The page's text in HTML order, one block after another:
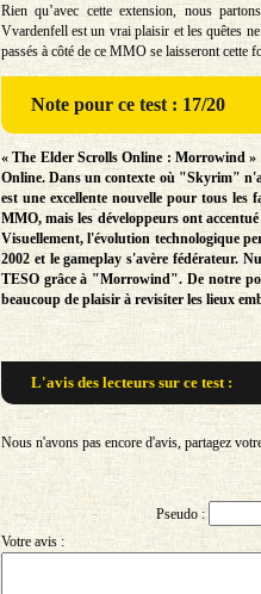
Rien qu’avec cette extension, nous
Vvardenfell est un vrai plaisir et les quêtes
passés à côté de ce MMO se laisseront cette
Note pour ce test : 17/20
« The Elder Scrolls Online : Morrowind
Online. Dans un contexte où "Skyrim"
est une excellente nouvelle pour tous les
MMO, mais les développeurs ont
Visuellement, l'évolution technologique
2002 et le gameplay s'avère fédérateur.
TESO grâce à "Morrowind". De notre
beaucoup de plaisir à revisiter les lieux
L'avis des lecteurs sur ce test :
Nous n'avons pas encore d'avis, partagez
Pseudo :
Votre avis :